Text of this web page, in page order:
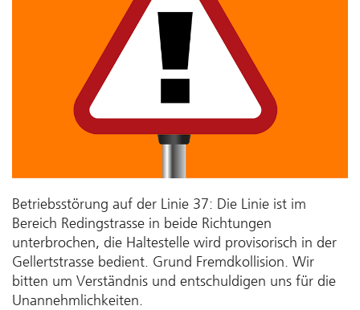
Betriebsstörung auf der Linie 37: Die Linie ist im
Bereich Redingstrasse in beide Richtungen
unterbrochen, die Haltestelle wird provisorisch in der
Gellertstrasse bedient. Grund Fremdkollision. Wir
bitten um Verständnis und entschuldigen uns für die
Unannehmlichkeiten.